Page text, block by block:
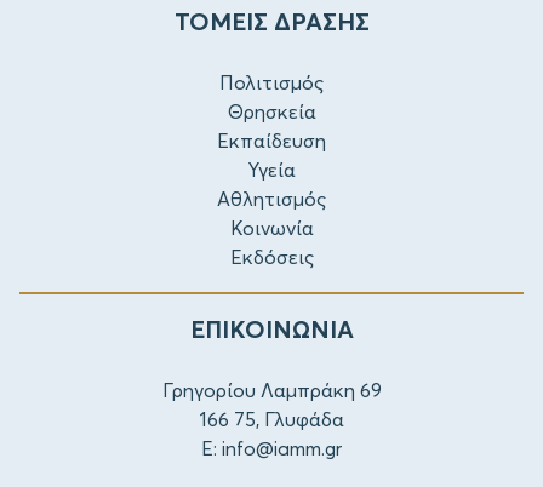
ΤΟΜΕΙΣ ΔΡΑΣΗΣ
Πολιτισμός
Θρησκεία
Εκπαίδευση
Υγεία
Αθλητισμός
Κοινωνία
Εκδόσεις
ΕΠΙΚΟΙΝΩΝΙΑ
Γρηγορίου Λαμπράκη 69
166 75, Γλυφάδα
E: info@iamm.gr